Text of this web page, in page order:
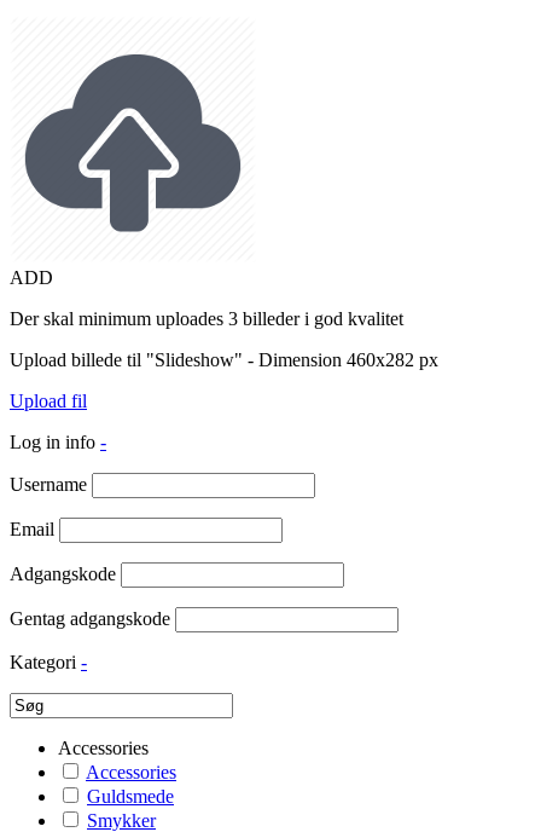
ADD
Der skal minimum uploades 3 billeder i god kvalitet
Upload billede til "Slideshow" - Dimension 460x282 px
Upload fil
Log in info -
Username
Email
Adgangskode
Gentag adgangskode
Kategori -
Accessories
Accessories
Guldsmede
Smykker